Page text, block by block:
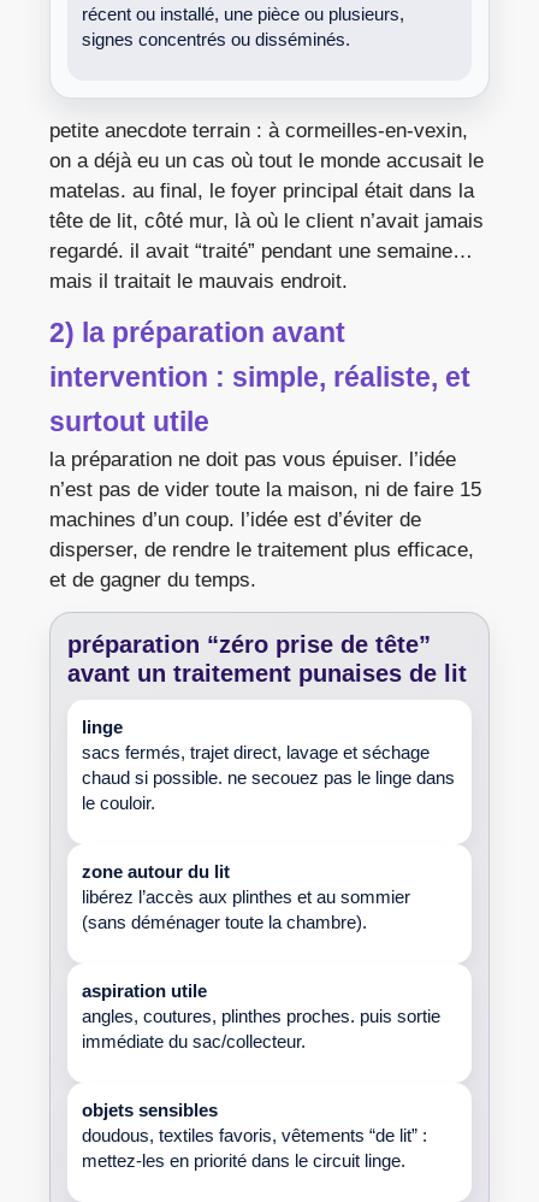
récent ou installé, une pièce ou plusieurs,
signes concentrés ou disséminés.
petite anecdote terrain : à cormeilles-en-vexin,
on a déjà eu un cas où tout le monde accusait le
matelas. au final, le foyer principal était dans la
tête de lit, côté mur, là où le client n’avait jamais
regardé. il avait “traité” pendant une semaine…
mais il traitait le mauvais endroit.
2) la préparation avant
intervention : simple, réaliste, et
surtout utile
la préparation ne doit pas vous épuiser. l’idée
n’est pas de vider toute la maison, ni de faire 15
machines d’un coup. l’idée est d’éviter de
disperser, de rendre le traitement plus efficace,
et de gagner du temps.
préparation “zéro prise de tête”
avant un traitement punaises de lit
linge
sacs fermés, trajet direct, lavage et séchage
chaud si possible. ne secouez pas le linge dans
le couloir.
zone autour du lit
libérez l’accès aux plinthes et au sommier
(sans déménager toute la chambre).
aspiration utile
angles, coutures, plinthes proches. puis sortie
immédiate du sac/collecteur.
objets sensibles
doudous, textiles favoris, vêtements “de lit” :
mettez-les en priorité dans le circuit linge.